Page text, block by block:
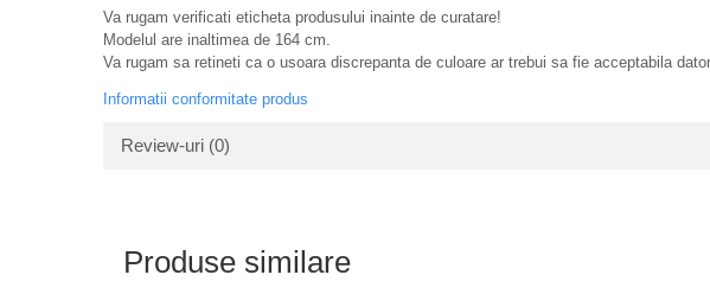
Va rugam verificati eticheta produsului inainte de curatare!
Modelul are inaltimea de 164 cm.
Va rugam sa retineti ca o usoara discrepanta de culoare ar trebui sa fie acceptabila
Informatii conformitate produs
Review-uri (0)
Produse similare